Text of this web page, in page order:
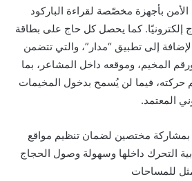
الأمن بأجهزة مخصّصة لقراءة الباركود
إلكترونيًا. كما يحصل كل حاج على بطاقة
إلى تطبيق “مدار”، والتي تتضمن
ورقم المخيم، وموقعه داخل المشاعر، بما
حركته، فيما لن يُسمح بدخول المخيمات
المعتمد.
مختصين لضمان تنظيم مواقع
التحرك داخلها وسهولة وصول الحجاج
للمساحات